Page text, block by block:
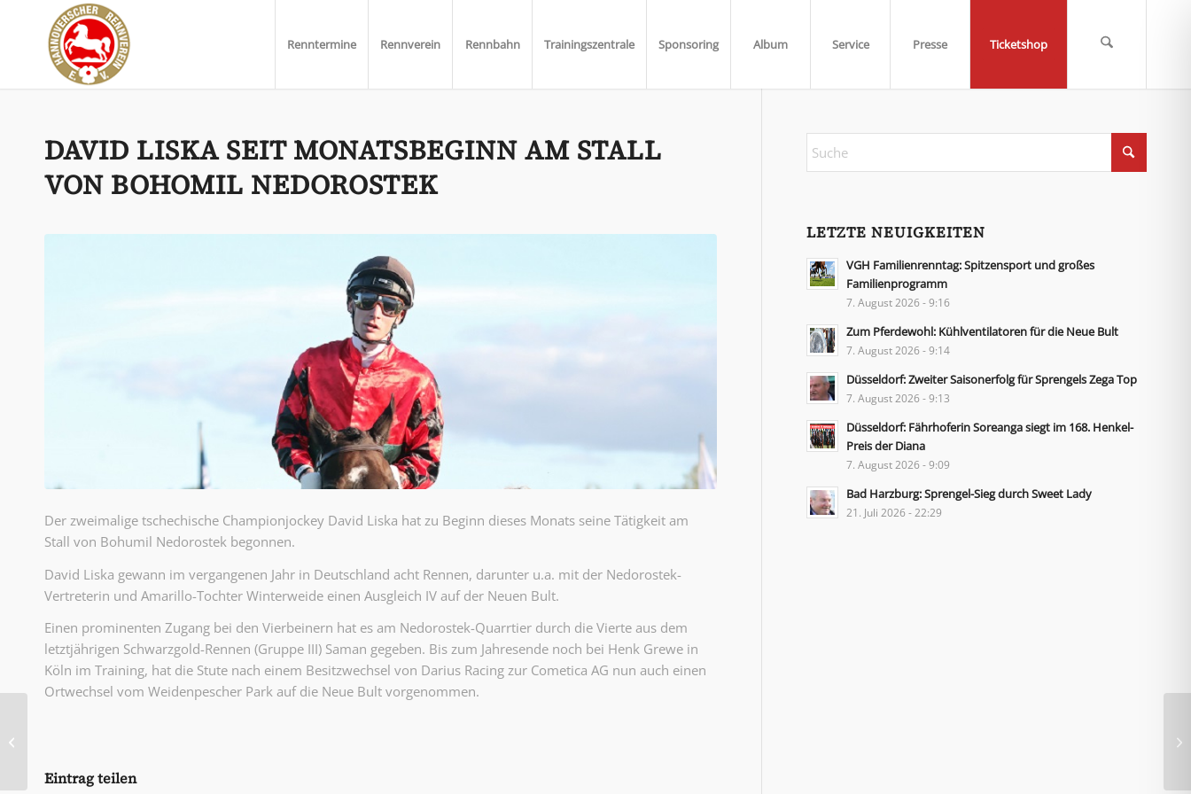
Renntermine Rennverein Rennbahn Trainingszentrale Sponsoring Album Service Presse Ticketshop
DAVID LISKA SEIT MONATSBEGINN AM STALL
VON BOHOMIL NEDOROSTEK
Der zweimalige tschechische Championjockey David Liska hat zu Beginn dieses Monats seine Tätigkeit am
Stall von Bohumil Nedorostek begonnen.
David Liska gewann im vergangenen Jahr in Deutschland acht Rennen, darunter u.a. mit der Nedorostek-
Vertreterin und Amarillo-Tochter Winterweide einen Ausgleich IV auf der Neuen Bult.
Einen prominenten Zugang bei den Vierbeinern hat es am Nedorostek-Quarrtier durch die Vierte aus dem
letztjährigen Schwarzgold-Rennen (Gruppe III) Saman gegeben. Bis zum Jahresende noch bei Henk Grewe in
Köln im Training, hat die Stute nach einem Besitzwechsel von Darius Racing zur Cometica AG nun auch einen
Ortwechsel vom Weidenpescher Park auf die Neue Bult vorgenommen.
Eintrag teilen
LETZTE NEUIGKEITEN
VGH Familienrenntag: Spitzensport und großes
Familienprogramm
7. August 2026 - 9:16
Zum Pferdewohl: Kühlventilatoren für die Neue Bult
7. August 2026 - 9:14
Düsseldorf: Zweiter Saisonerfolg für Sprengels Zega Top
7. August 2026 - 9:13
Düsseldorf: Fährhoferin Soreanga siegt im 168. Henkel-
Preis der Diana
7. August 2026 - 9:09
Bad Harzburg: Sprengel-Sieg durch Sweet Lady
21. Juli 2026 - 22:29